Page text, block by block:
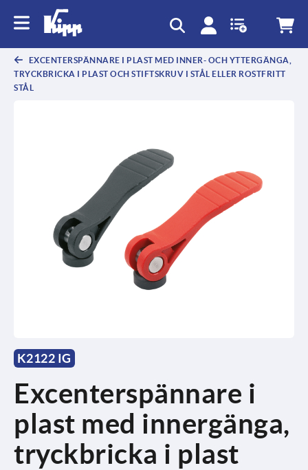
EXCENTERSPÄNNARE I PLAST MED INNER- OCH YTTERGÄNGA,
TRYCKBRICKA I PLAST OCH STIFTSKRUV I STÅL ELLER ROSTFRITT
STÅL
K2122 IG
Excenterspännare i
plast med innergänga,
tryckbricka i plast